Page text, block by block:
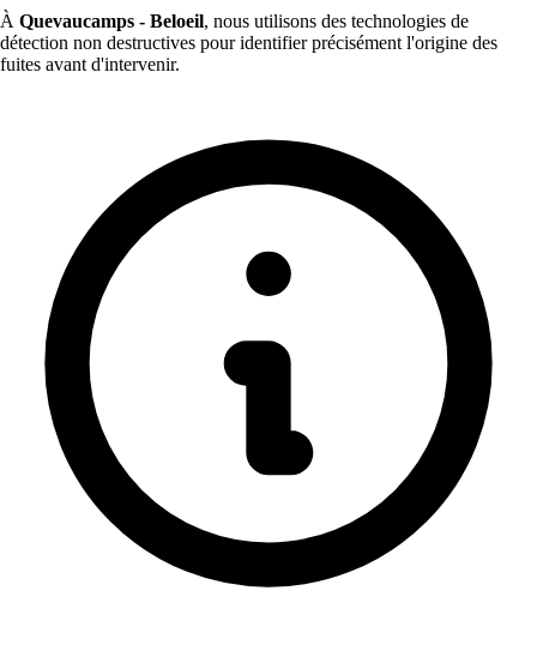
À Quevaucamps - Beloeil, nous utilisons des technologies de
détection non destructives pour identifier précisément l'origine des
fuites avant d'intervenir.